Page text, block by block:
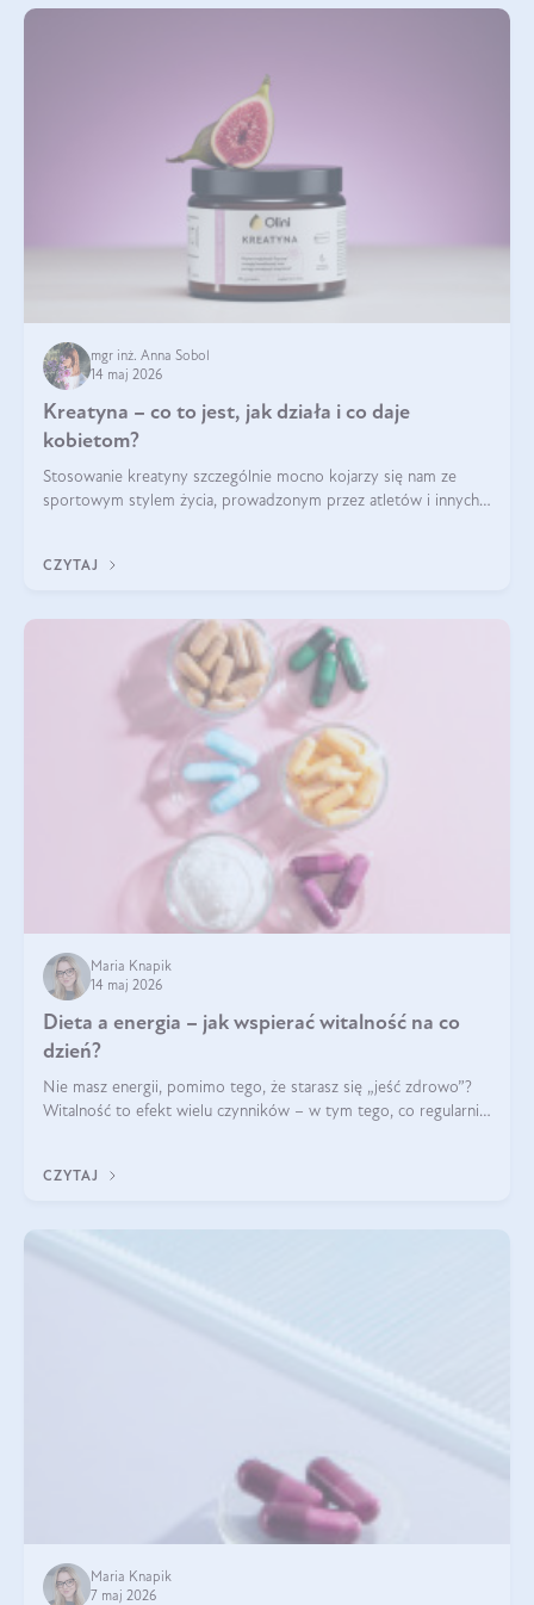
mgr inż. Anna Sobol
14 maj 2026
Kreatyna – co to jest, jak działa i co daje
kobietom?
Stosowanie kreatyny szczególnie mocno kojarzy się nam ze
sportowym stylem życia, prowadzonym przez atletów i innych
zwiększa masę
CZYTAJ
Maria Knapik
14 maj 2026
Dieta a energia – jak wspierać witalność na co
dzień?
Nie masz energii, pomimo tego, że starasz się „jeść zdrowo”?
Witalność to efekt wielu czynników – w tym tego, co regularnie
CZYTAJ
Maria Knapik
7 maj 2026